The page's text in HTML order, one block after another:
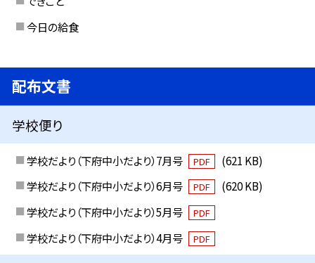
今日の給食
配布文書
学校便り
学校だより（下府中小だより）7月号 PDF
(621 KB)
学校だより（下府中小だより）6月号
PDF
(620 KB)
学校だより（下府中小だより）5月号
PDF
学校だより（下府中小だより）4月号 PDF